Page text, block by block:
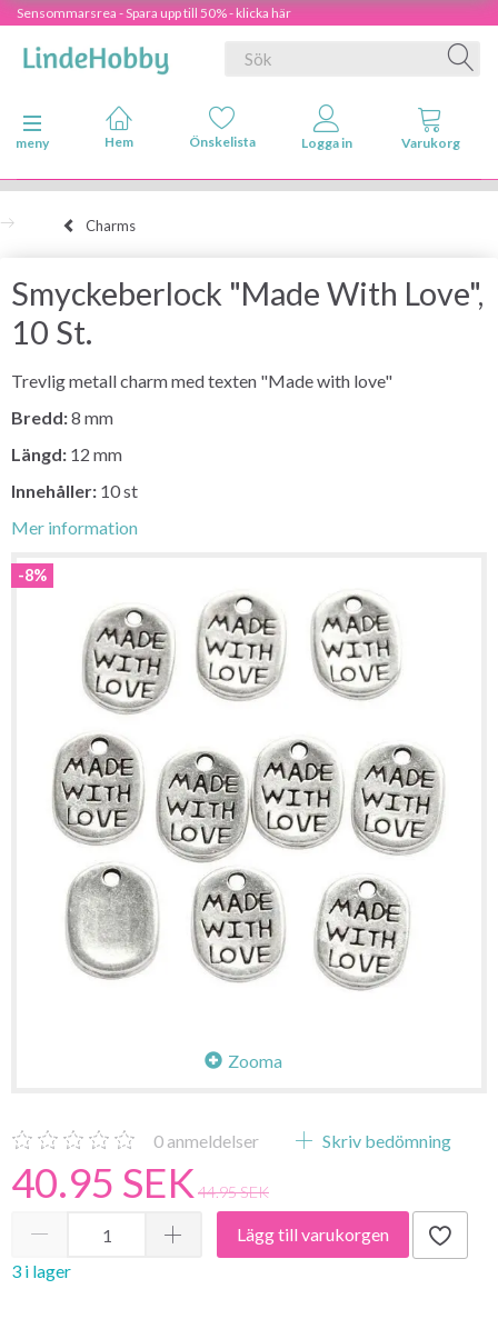
Sensommarsrea - Spara upp till 50% - klicka här
Ändra navigering
meny
Charms
Smyckeberlock "Made With Love",
10 St.
Trevlig metall charm med texten "Made with love"
Bredd:8 mm
Längd: 12 mm
Innehåller: 10 st
Mer information
-8%
Zooma
0 anmeldelser Skriv bedömning
40.95 SEK 44.95 SEK
Lägg till varukorgen
3 i lager